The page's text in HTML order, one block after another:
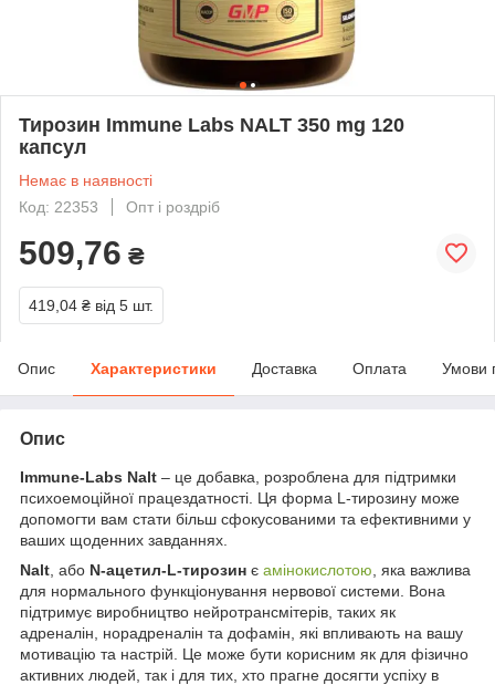
Тирозин Immune Labs NALT 350 mg 120
капсул
Немає в наявності
Код: 22353
Опт і роздріб
509,76 ₴
419,04 ₴ від 5 шт.
Опис Характеристики Доставка Оплата Умови
Опис
Immune-Labs Nalt – це добавка, розроблена для підтримки
психоемоційної працездатності. Ця форма L-тирозину може
допомогти вам стати більш сфокусованими та ефективними у
ваших щоденних завданнях.
Nalt , або N-ацетил-L-тирозин є амінокислотою , яка важлива
для нормального функціонування нервової системи. Вона
підтримує виробництво нейротрансмітерів, таких як
адреналін, норадреналін та дофамін, які впливають на вашу
мотивацію та настрій. Це може бути корисним як для фізично
активних людей, так і для тих, хто прагне досягти успіху в